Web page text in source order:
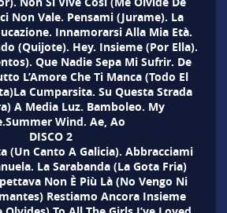
Non Vale. Pensami (Jurame). La
Innamorarsi Alla Mia Età.
(Quijote). Hey. Insieme (Por Ella).
Que Nadie Sepa Mi Sufrir. De
L’Amore Che Ti Manca (Todo El
Cumparsita. Su Questa Strada
A Media Luz. Bamboleo. My
Wind. Ae, Ao
DISCO 2
(Un Canto A Galicia). Abbracciami
La Sarabanda (La Gota Fria)
Non È Più Là (No Vengo Ni
Restiamo Ancora Insieme